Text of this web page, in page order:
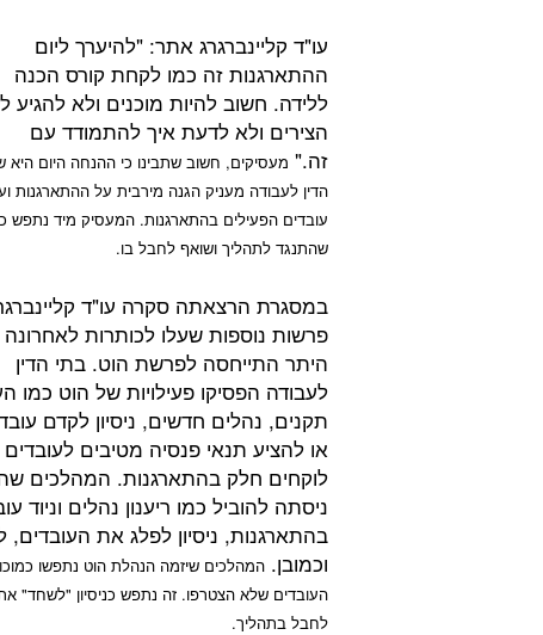
עו"ד קליינברגרג אתר: "להיערך ליום
ההתארגנות זה כמו לקחת קורס הכנה
ללידה. חשוב להיות מוכנים ולא להגיע
הצירים ולא לדעת איך להתמודד עם
זה." מעסיקים, חשוב שתבינו כי ההנחה היום היא
הדין לעבודה מעניק הגנה מירבית על ההתארגנות
עובדים הפעילים בהתארגנות. המעסיק מיד נתפש
שהתנגד לתהליך ושואף לחבל בו.
במסגרת הרצאתה סקרה עו"ד
פרשות נוספות שעלו לכותרות לאחרונה
היתר התייחסה לפרשת הוט. בתי הדין
לעבודה הפסיקו פעילויות של הוט כמו
תקנים, נהלים חדשים, ניסיון לקדם
או להציע תנאי פנסיה מטיבים
לוקחים חלק בהתארגנות. המהלכים
ניסתה להוביל כמו ריענון נהלים
בהתארגנות, ניסיון לפלג את
וכמובן.המהלכים שיזמה הנהלת הוט נתפשו
העובדים שלא הצטרפו. זה נתפש כניסיון "לשחד"
לחבל בתהליך.